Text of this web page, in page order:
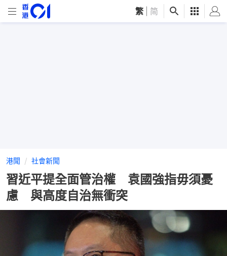
繁 简
港聞 社會新聞
習近平提全面管治權 袁國強指毋須憂
慮 與高度自治無衝突